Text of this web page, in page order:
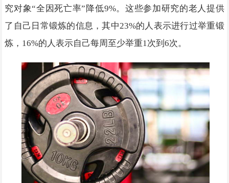
究对象“全因死亡率”降低9%。这些参加研究的老人提供
了自己日常锻炼的信息，其中23%的人表示进行过举重锻
炼，16%的人表示自己每周至少举重1次到6次。